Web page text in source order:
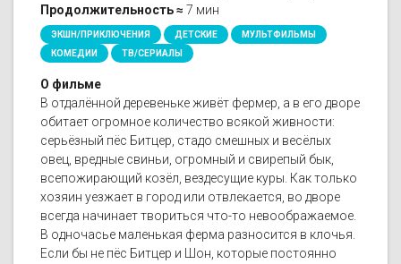
Продолжительность ≈ 7 мин
ЭКШН/ПРИКЛЮЧЕНИЯ ДЕТСКИЕ
МУЛЬТФИЛЬМЫ
КОМЕДИИ
ТВ/СЕРИАЛЫ
О фильме
В отдалённой деревеньке живёт фермер, а в его дворе
обитает огромное количество всякой живности:
серьёзный пёс Битцер, стадо смешных и весёлых
овец, вредные свиньи, огромный и свирепый бык,
всепожирающий козёл, вездесущие куры. Как только
хозяин уезжает в город или отвлекается, во дворе
всегда начинает твориться что-то невоображаемое.
В одночасье маленькая ферма разносится в клочья.
Если бы не пёс Битцер и Шон, которые постоянно